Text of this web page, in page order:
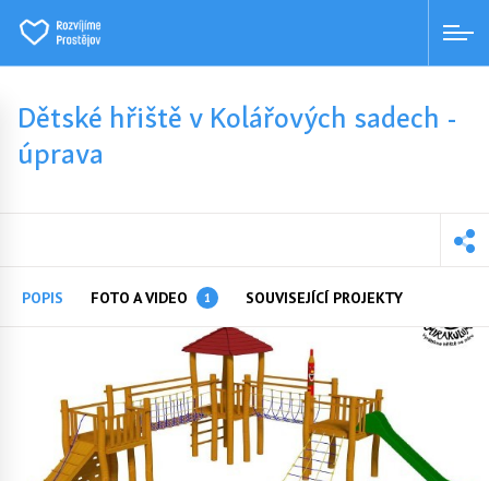
Dětské hřiště v Kolářových sadech -
úprava
POPIS FOTO A VIDEO 1 SOUVISEJÍCÍ PROJEKTY